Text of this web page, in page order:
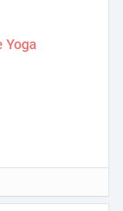
Yoga